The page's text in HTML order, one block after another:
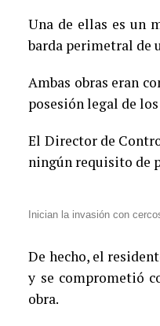
Una de ellas es un
barda perimetral de
Ambas obras eran
posesión legal de
El Director de
ningún requisito de
Inician la invasión con
De hecho, el
y se comprometió
obra.